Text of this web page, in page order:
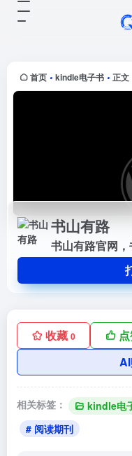
首页 • kindle电子书 • 正文
书山有路
书山有路官网
收藏 0
相关标签： kindle电
# 阅读期刊